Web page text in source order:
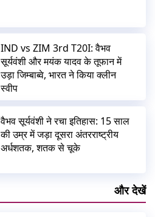
IND vs ZIM 3rd T20I: वैभव
सूर्यवंशी और मयंक यादव के तूफान में
उड़ा जिम्बाब्वे, भारत ने किया क्लीन
स्वीप
वैभव सूर्यवंशी ने रचा इतिहास: 15 साल
की उम्र में जड़ा दूसरा अंतरराष्ट्रीय
अर्धशतक, शतक से चूके
और देखें